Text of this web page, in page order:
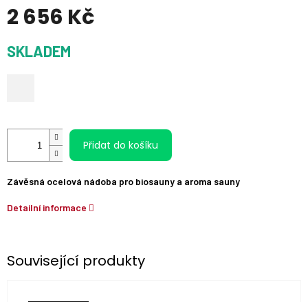
2 656 Kč
cena:
SKLADEM
Přidat do košíku
Závěsná ocelová nádoba pro biosauny a aroma sauny
Detailní informace
Související produkty